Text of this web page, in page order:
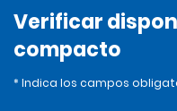
Verificar
compacto
* Indica los campos